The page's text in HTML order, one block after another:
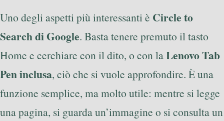
Uno degli aspetti più interessanti è Circle to
Search di Google. Basta tenere premuto il tasto
Home e cerchiare con il dito, o con laLenovo Tab
Pen inclusa, ciò che si vuole approfondire. È una
funzione semplice, ma molto utile: mentre si legge
una pagina, si guarda un’immagine o si consulta un